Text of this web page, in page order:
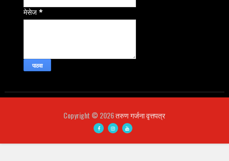
मेसेज*
Copyright © 2026तरुण गर्जना वृत्तपत्र